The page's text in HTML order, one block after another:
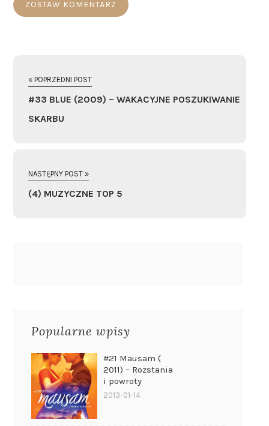
« POPRZEDNI POST
#33 BLUE (2009) – WAKACYJNE POSZUKIWANIE
SKARBU
NASTĘPNY POST »
(4) MUZYCZNE TOP 5
Popularne wpisy
#21 Mausam (
2011) – Rozstania
i powroty
2013-01-14